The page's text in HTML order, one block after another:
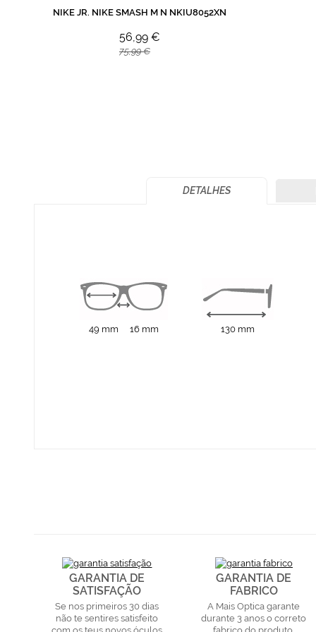
NIKE JR. NIKE SMASH M N NKIU8052XN
56,99 €
75,99 €
DETALHES
49 mm 16 mm 130 mm
GARANTIA DE
SATISFAÇÃO
Se nos primeiros 30 dias
não te sentires satisfeito
GARANTIA DE
FABRICO
A Mais Optica garante
durante 3 anos o correto